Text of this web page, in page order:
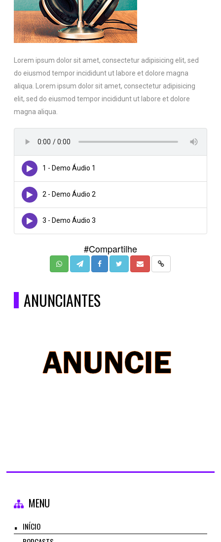
Lorem ipsum dolor sit amet, consectetur adipisicing elit, sed
do eiusmod tempor incididunt ut labore et dolore magna
aliqua. Lorem ipsum dolor sit amet, consectetur adipisicing
elit, sed do eiusmod tempor incididunt ut labore et dolore
magna aliqua.
1 - Demo Áudio 1
2 - Demo Áudio 2
3 - Demo Áudio 3
#Compartilhe
ANUNCIANTES
MENU
INÍCIO